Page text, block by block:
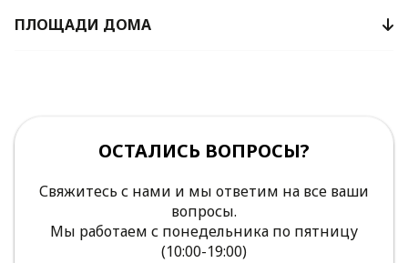
ПЛОЩАДИ ДОМА
ОСТАЛИСЬ ВОПРОСЫ?
Свяжитесь с нами и мы ответим на все ваши
вопросы.
Мы работаем с понедельника по пятницу
(10:00-19:00)